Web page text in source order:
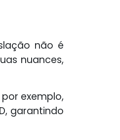
não é
nuances,
exemplo,
garantindo